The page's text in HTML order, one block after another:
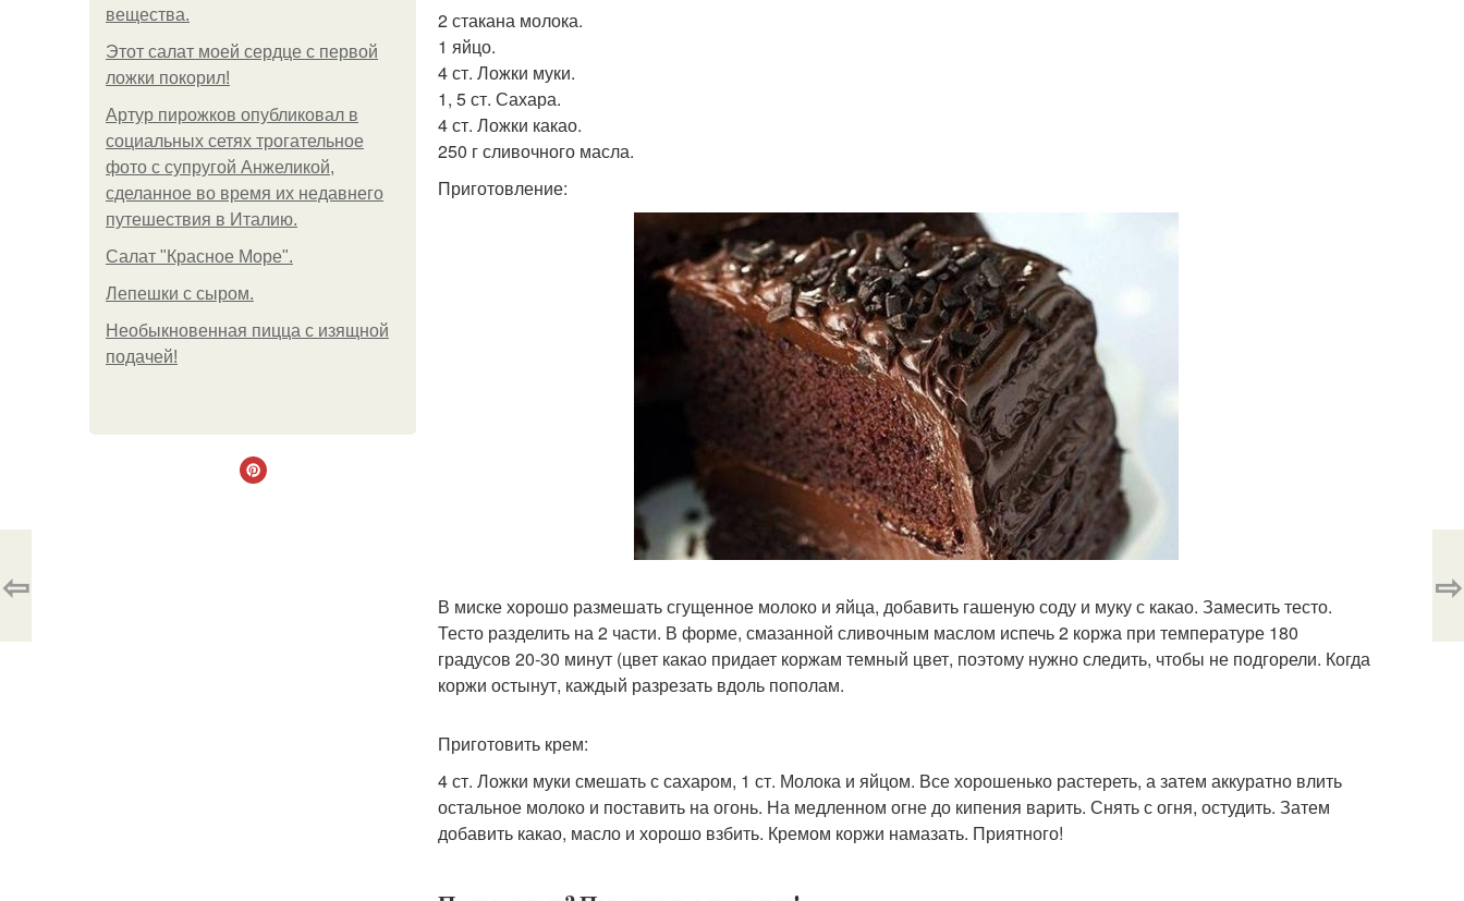
вещества.
Этот салат моей сердце с первой
ложки покорил!
Артур пирожков опубликовал в
социальных сетях трогательное
фото с супругой Анжеликой,
сделанное во время их недавнего
путешествия в Италию.
Салат "Красное Море".
Лепешки с сыром.
Необыкновенная пицца с изящной
подачей!
2 стакана молока.
1 яйцо.
4 ст. Ложки муки.
1, 5 ст. Сахара.
4 ст. Ложки какао.
250 г сливочного масла.
Приготовление:
В миске хорошо размешать сгущенное молоко и яйца, добавить гашеную соду и муку с какао. Замесить тесто.
Тесто разделить на 2 части. В форме, смазанной сливочным маслом испечь 2 коржа при температуре 180
градусов 20-30 минут (цвет какао придает коржам темный цвет, поэтому нужно следить, чтобы не подгорели. Когда
коржи остынут, каждый разрезать вдоль пополам.
Приготовить крем:
4 ст. Ложки муки смешать с сахаром, 1 ст. Молока и яйцом. Все хорошенько растереть, а затем аккуратно влить
остальное молоко и поставить на огонь. На медленном огне до кипения варить. Снять с огня, остудить. Затем
добавить какао, масло и хорошо взбить. Кремом коржи намазать. Приятного!
⇦ ⇨